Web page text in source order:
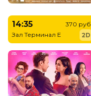
14:35
Зал Терминал E
370 руб.
2D